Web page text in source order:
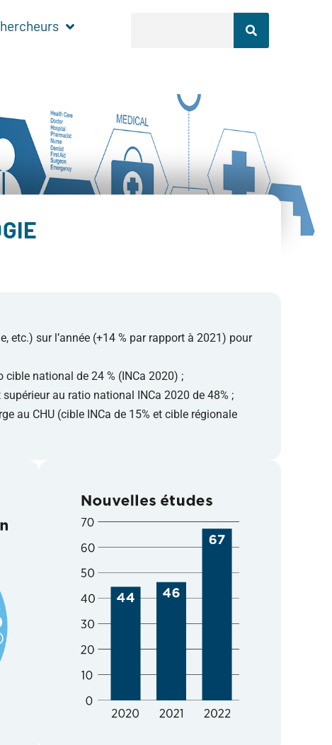
sur l’année (+14 % par rapport à 2021) pour
national de 24 % (INCa 2020) ;
au ratio national INCa 2020 de 48% ;
au CHU (cible INCa de 15% et cible régionale